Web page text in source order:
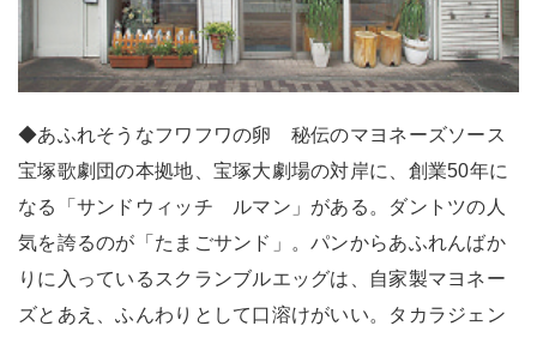
◆あふれそうなフワフワの卵 秘伝のマヨネーズソース
宝塚歌劇団の本拠地、宝塚大劇場の対岸に、創業50年に
なる「サンドウィッチ ルマン」がある。ダントツの人
気を誇るのが「たまごサンド」。パンからあふれんばか
りに入っているスクランブルエッグは、自家製マヨネー
ズとあえ、ふんわりとして口溶けがいい。タカラジェン